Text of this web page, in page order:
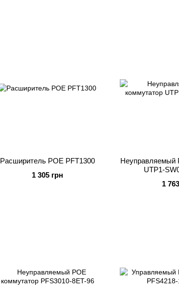
Расширитель POE PFT1300
1 305 грн
Неуправляемый
UTP1-
1